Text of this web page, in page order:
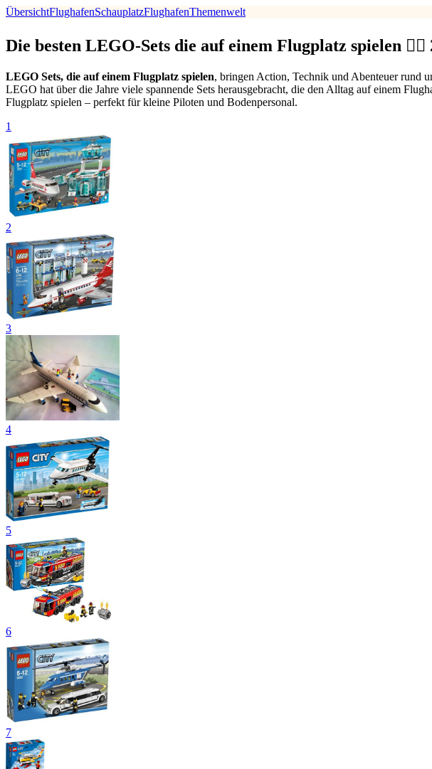
ÜbersichtFlughafenSchauplatzFlughafenThemenwelt
Die besten LEGO-Sets die auf einem Flugplatz spielen 👨‍✈️
LEGO Sets, die auf einem Flugplatz spielen, bringen Action, Technik und Abenteuer rund
LEGO hat über die Jahre viele spannende Sets herausgebracht, die den Alltag auf einem
Flugplatz spielen – perfekt für kleine Piloten und Bodenpersonal.
1
2
3
4
5
6
7